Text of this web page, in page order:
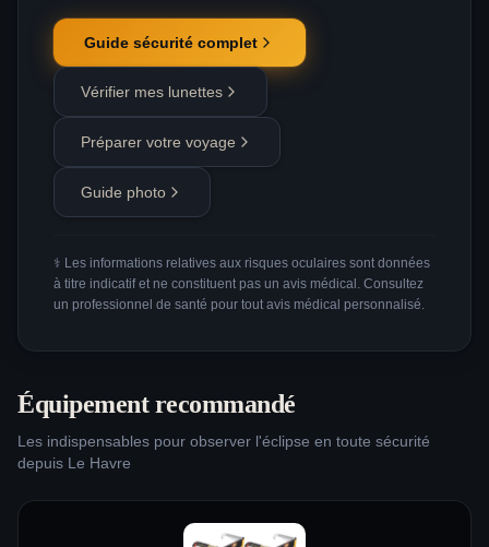
Guide sécurité complet
Vérifier mes lunettes
Préparer votre voyage
Guide photo
⚕️ Les informations relatives aux risques oculaires sont données
à titre indicatif et ne constituent pas un avis médical. Consultez
un professionnel de santé pour tout avis médical personnalisé.
Équipement recommandé
Les indispensables pour observer l'éclipse en toute sécurité
depuis Le Havre